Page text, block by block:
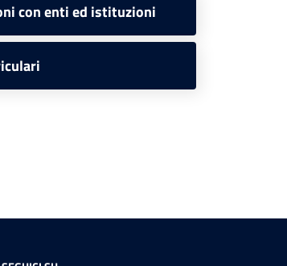
con enti ed istituzioni